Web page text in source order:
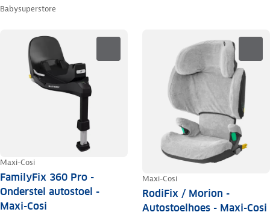
Babysuperstore
Maxi-Cosi
FamilyFix 360 Pro -
Onderstel autostoel -
Maxi-Cosi
Maxi-Cosi
RodiFix / Morion -
Autostoelhoes - Maxi-Cosi